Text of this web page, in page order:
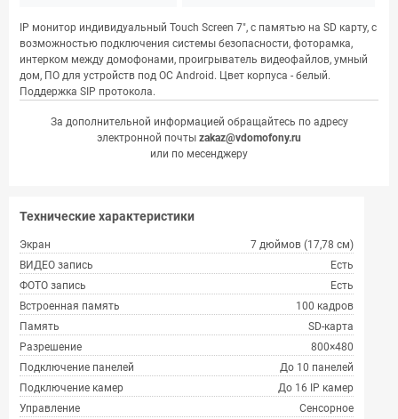
IP монитор индивидуальный Touch Screen 7″, c памятью на SD карту, с
возможностью подключения системы безопасности, фоторамка,
интерком между домофонами, проигрыватель видеофайлов, умный
дом, ПО для устройств под ОС Android. Цвет корпуса - белый.
Поддержка SIP протокола.
За дополнительной информацией обращайтесь по адресу
электронной почты zakaz@vdomofony.ru
или по месенджеру
Технические характеристики
Экран
7 дюймов (17,78 см)
ВИДЕО запись
Есть
ФОТО запись
Есть
Встроенная память
100 кадров
Память
SD-карта
Разрешение
800×480
Подключение панелей
До 10 панелей
Подключение камер
До 16 IP камер
Управление
Сенсорное